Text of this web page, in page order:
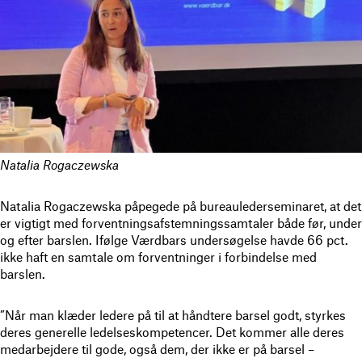
Natalia Rogaczewska
Natalia Rogaczewska påpegede på bureaulederseminaret, at det
er vigtigt med forventningsafstemningssamtaler både før, under
og efter barslen. Ifølge Værdbars undersøgelse havde 66 pct.
ikke haft en samtale om forventninger i forbindelse med
barslen.
”Når man klæder ledere på til at håndtere barsel godt, styrkes
deres generelle ledelseskompetencer. Det kommer alle deres
medarbejdere til gode, også dem, der ikke er på barsel –